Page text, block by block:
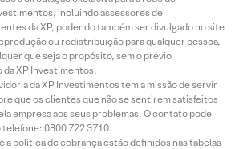
incluindo assessores de
da XP, podendo também ser divulgado no site
ou redistribuição para qualquer pessoa,
que seja o propósito, sem o prévio
XP Investimentos.
da XP Investimentos tem a missão de servir
que os clientes que não se sentirem satisfeitos
empresa aos seus problemas. O contato pode
0800 722 3710.
a política de cobrança estão definidos nas tabelas